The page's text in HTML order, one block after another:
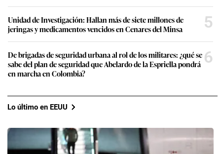
Unidad de Investigación: Hallan más de siete millones de
jeringas y medicamentos vencidos en Cenares del Minsa
5
De brigadas de seguridad urbana al rol de los militares: ¿qué se
sabe del plan de seguridad que Abelardo de la Espriella pondrá
en marcha en Colombia?
6
Lo último en EEUU